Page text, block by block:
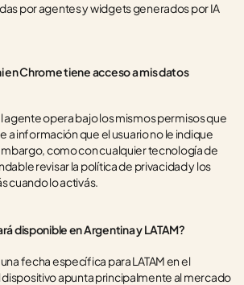
por agentes y widgets generados por IA
en Chrome tiene acceso a mis datos
agente opera bajo los mismos permisos que
a información que el usuario no le indique
como con cualquier tecnología de
revisar la política de privacidad y los
cuando lo activás.
disponible en Argentina y LATAM?
fecha específica para LATAM en el
dispositivo apunta principalmente al mercado